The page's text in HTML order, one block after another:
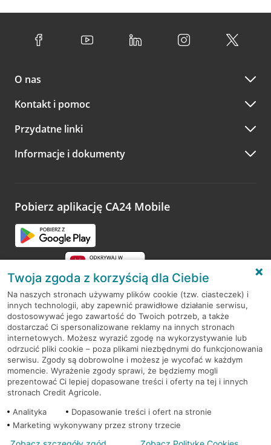
O nas
Kontakt i pomoc
Przydatne linki
Informacje i dokumenty
Pobierz aplikację CA24 Mobile
RODO
Regulamin serwisu
Mapa serwisu
PolitykaCookies
Twoja zgoda z korzyścią dla Ciebie
Na naszych stronach używamy plików cookie (tzw. ciasteczek) i
innych technologii, aby zapewnić prawidłowe działanie serwisu,
dostosowywać jego zawartość do Twoich potrzeb, a także
dostarczać Ci spersonalizowane reklamy na innych stronach
internetowych. Możesz wyrazić zgodę na wykorzystywanie lub
odrzucić pliki cookie – poza plikami niezbędnymi do funkcjonowania
serwisu. Zgody są dobrowolne i możesz je wycofać w każdym
momencie. Wyrażenie zgody sprawi, że będziemy mogli
prezentować Ci lepiej dopasowane treści i oferty na tej i innych
stronach Credit Agricole.
Analityka
Dopasowanie treści i ofert na stronie
Marketing wykonywany przez strony trzecie